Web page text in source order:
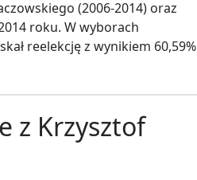
(2006-2014) oraz
roku. W wyborach
reelekcję z wynikiem 60,59%
z Krzysztof